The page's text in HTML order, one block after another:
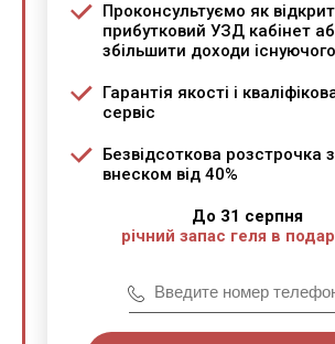
Проконсультуємо як
прибутковий УЗД кабінет
збільшити доходи існуючого
Гарантія якості і
сервіс
Безвідсоткова розстрочка
внеском від 40%
До 31 серпня
річний запас геля в